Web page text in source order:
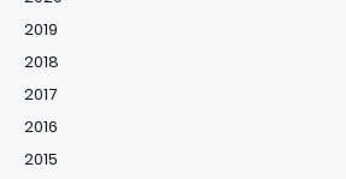
2019
2018
2017
2016
2015